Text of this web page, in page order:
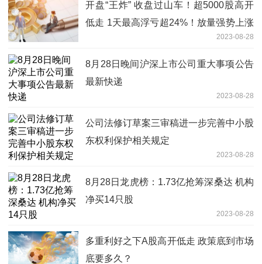
开盘“王炸” 收盘过山车！超5000股高开
低走 1天最高浮亏超24%！放量强势上涨
2023-08-28
8月28日晚间沪深上市公司重大事项公告
最新快递
2023-08-28
公司法修订草案三审稿进一步完善中小股
东权利保护相关规定
2023-08-28
8月28日龙虎榜：1.73亿抢筹深桑达 机构
净买14只股
2023-08-28
多重利好之下A股高开低走 政策底到市场
底要多久？